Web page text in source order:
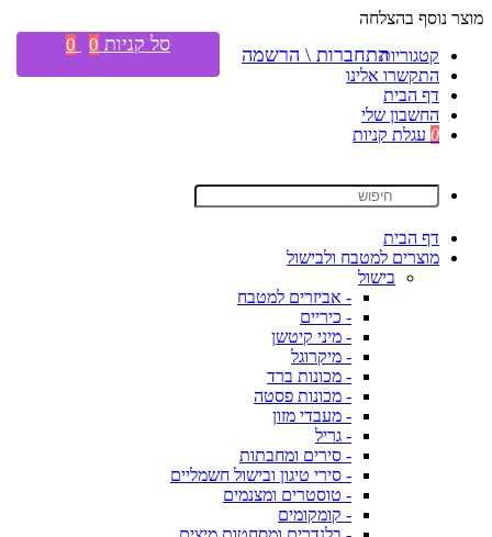
מוצר נוסף בהצלחה
קטגוריות
התקשרו אלינו
דף הבית
החשבון שלי
0 עגלת קניות
דף הבית
מוצרים למטבח ולבישול
בישול
- אביזרים למטבח
- כיריים
- מיני קיטשן
- מיקרוגל
- מכונות ברד
- מכונות פסטה
- מעבדי מזון
- גריל
- סירים ומחבתות
- סירי טיגון ובישול חשמליים
- טוסטרים ומצנמים
- קומקומים
התחברות \ הרשמה סל קניות 0
0